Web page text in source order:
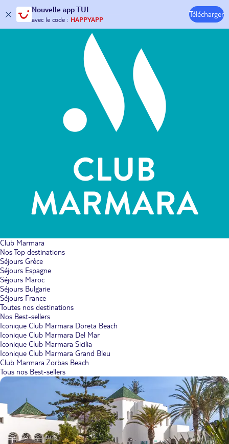
Nouvelle app TUI
30€ offerts*sur votrevoyage !
avec le code :HAPPYAPP
Télécharger
Hôtels & Clubs
Club Marmara
Nos Top destinations
Séjours Grèce
Séjours Espagne
Séjours Maroc
Séjours Bulgarie
Séjours France
Toutes nos destinations
Nos Best-sellers
Iconique Club Marmara Doreta Beach
Iconique Club Marmara Del Mar
Iconique Club Marmara Sicilia
Iconique Club Marmara Grand Bleu
Club Marmara Zorbas Beach
Tous nos Best-sellers